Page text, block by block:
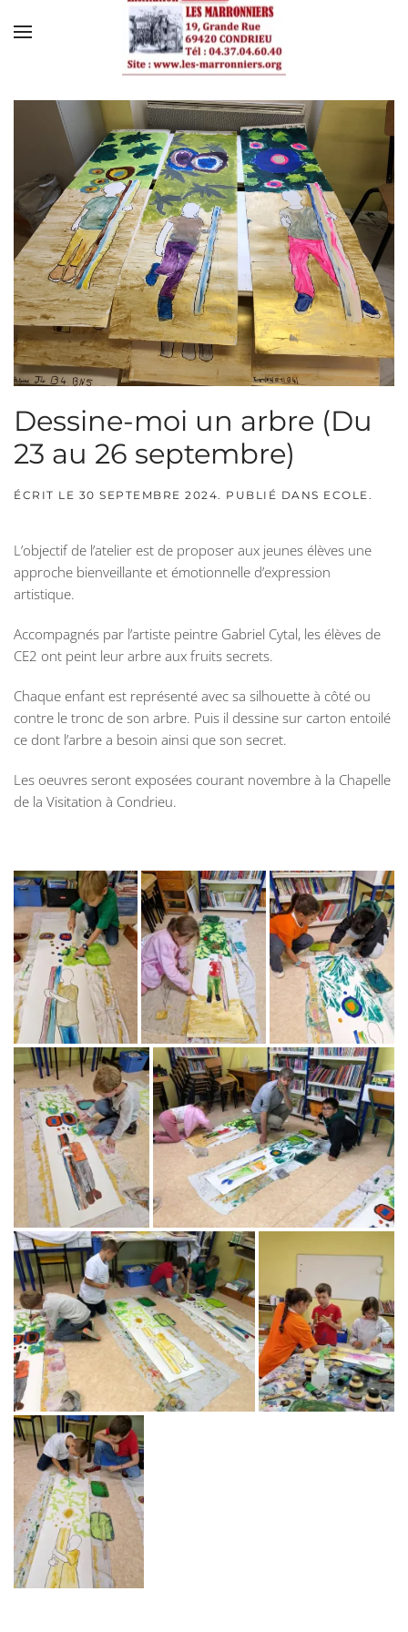
Skip to main content
Dessine-moi un arbre (Du
23 au 26 septembre)
ÉCRIT LE 30 SEPTEMBRE 2024. PUBLIÉ DANS ECOLE .
L’objectif de l’atelier est de proposer aux jeunes élèves une
approche bienveillante et émotionnelle d’expression
artistique.
Accompagnés par l’artiste peintre Gabriel Cytal, les élèves de
CE2 ont peint leur arbre aux fruits secrets.
Chaque enfant est représenté avec sa silhouette à côté ou
contre le tronc de son arbre. Puis il dessine sur carton entoilé
ce dont l’arbre a besoin ainsi que son secret.
Les oeuvres seront exposées courant novembre à la Chapelle
de la Visitation à Condrieu.